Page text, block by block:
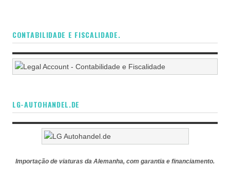
CONTABILIDADE E FISCALIDADE.
LG-AUTOHANDEL.DE
Importação de viaturas da Alemanha, com garantia e financiamento.